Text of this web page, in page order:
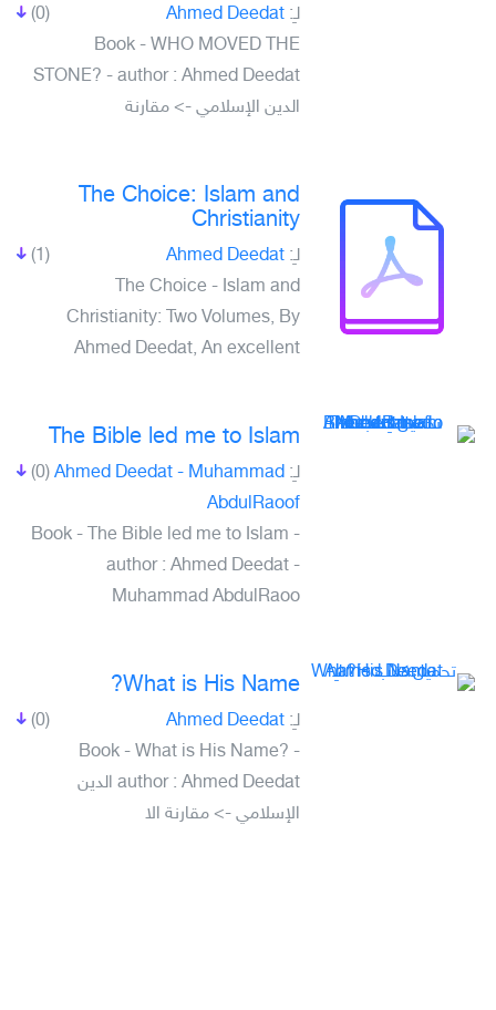
(0) لـِ: Ahmed Deedat
Book - WHO MOVED THE
STONE? - author : Ahmed Deedat
الدين الإسلامي -> مقارنة
The Choice: Islam and
Christianity
(1) لـِ: Ahmed Deedat
The Choice - Islam and
Christianity: Two Volumes, By
Ahmed Deedat, An excellent
The Bible led me to Islam
(0) لـِ: Ahmed Deedat - Muhammad
AbdulRaoof
Book - The Bible led me to Islam -
author : Ahmed Deedat -
Muhammad AbdulRaoo
What is His Name?
(0) لـِ: Ahmed Deedat
Book - What is His Name? -
author : Ahmed Deedat الدين
الإسلامي -> مقارنة الا